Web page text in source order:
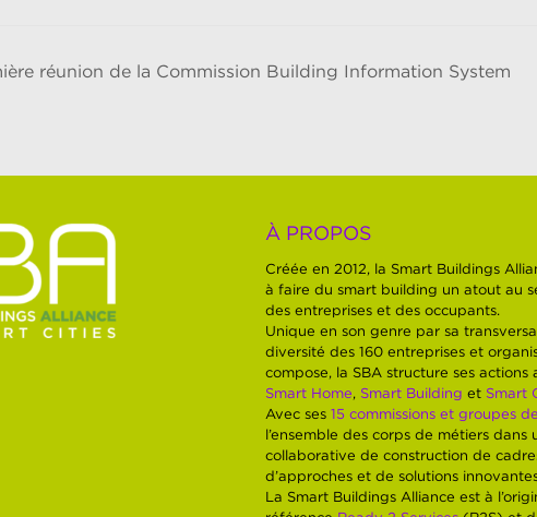
réunion de la Commission Building Information System
À PROPOS
Créée en 2012, la Smart Buildings
à faire du smart building un atout au
des entreprises et des occupants.
Unique en son genre par sa
diversité des 160 entreprises et
compose, la SBA structure ses actions
Smart Home
Smart Building et Smart
Avec ses15 commissions et groupes
l’ensemble des corps de métiers dans
collaborative de construction de
d’approches et de solutions
La Smart Buildings Alliance est à